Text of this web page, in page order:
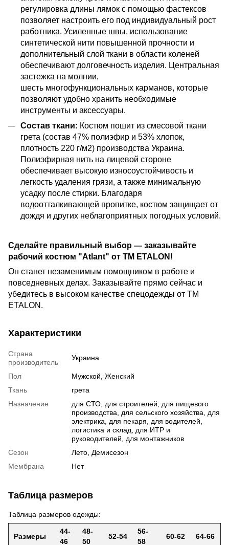
регулировка длины лямок с помощью фастексов
позволяет настроить его под индивидуальный рост
работника. Усиленные швы, использование
синтетической нити повышенной прочности и
дополнительный слой ткани в области коленей
обеспечивают долговечность изделия. Центральная
застежка на молнии,
шесть многофункциональных карманов, которые
позволяют удобно хранить необходимые
инструменты и аксессуары.
Состав ткани: Костюм пошит из смесовой ткани
грета (состав 47% полиэфир и 53% хлопок,
плотность 220 г/м2) производства Украина.
Полиэфирная нить на лицевой стороне
обеспечивает высокую износоустойчивость и
легкость удаления грязи, а также минимальную
усадку после стирки. Благодаря
водоотталкивающей пропитке, костюм защищает от
дождя и других неблагоприятных погодных условий.
Сделайте правильный выбор — заказывайте
рабочий костюм "Atlant" от ТМ ETALON!
Он станет незаменимым помощником в работе и
повседневных делах. Заказывайте прямо сейчас и
убедитесь в высоком качестве спецодежды от TM
ETALON.
Характеристики
Страна
производитель
Украина
Пол
Мужской, Женский
Ткань
грета
Назначение
для СТО, для строителей, для пищевого
производства, для сельского хозяйства, для
электрика, для пекаря, для водителей,
логистика и склад, для ИТР и
руководителей, для монтажников
Сезон
Лето, Демисезон
Мембрана
Нет
Таблица размеров
Таблица размеров одежды:
Размеры
44-
46
48-
50
52-54
56-
58
60-62 64-66